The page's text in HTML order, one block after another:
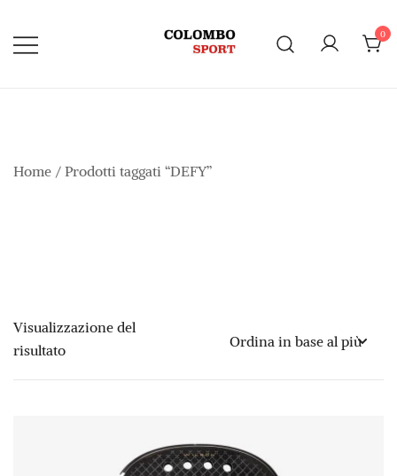
contenuto
0
Home / Prodotti taggati “DEFY”
Visualizzazione del
risultato